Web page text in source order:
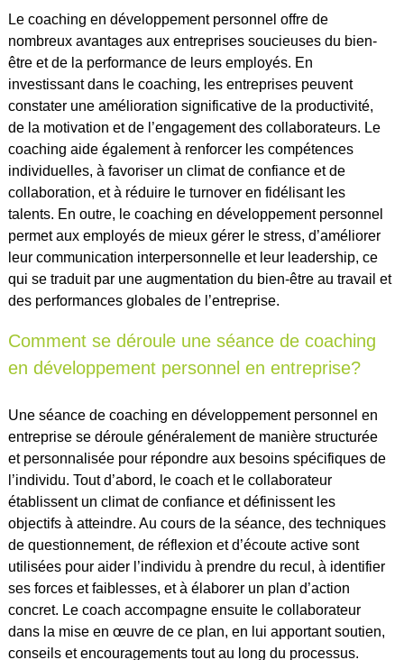
Le coaching en développement personnel offre de
nombreux avantages aux entreprises soucieuses du bien-
être et de la performance de leurs employés. En
investissant dans le coaching, les entreprises peuvent
constater une amélioration significative de la productivité,
de la motivation et de l’engagement des collaborateurs. Le
coaching aide également à renforcer les compétences
individuelles, à favoriser un climat de confiance et de
collaboration, et à réduire le turnover en fidélisant les
talents. En outre, le coaching en développement personnel
permet aux employés de mieux gérer le stress, d’améliorer
leur communication interpersonnelle et leur leadership, ce
qui se traduit par une augmentation du bien-être au travail et
des performances globales de l’entreprise.
Comment se déroule une séance de coaching
en développement personnel en entreprise?
Une séance de coaching en développement personnel en
entreprise se déroule généralement de manière structurée
et personnalisée pour répondre aux besoins spécifiques de
l’individu. Tout d’abord, le coach et le collaborateur
établissent un climat de confiance et définissent les
objectifs à atteindre. Au cours de la séance, des techniques
de questionnement, de réflexion et d’écoute active sont
utilisées pour aider l’individu à prendre du recul, à identifier
ses forces et faiblesses, et à élaborer un plan d’action
concret. Le coach accompagne ensuite le collaborateur
dans la mise en œuvre de ce plan, en lui apportant soutien,
conseils et encouragements tout au long du processus.